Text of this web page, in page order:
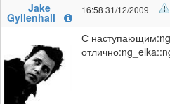
Jake
Gyllenhall
16:58 31/12/2009
С